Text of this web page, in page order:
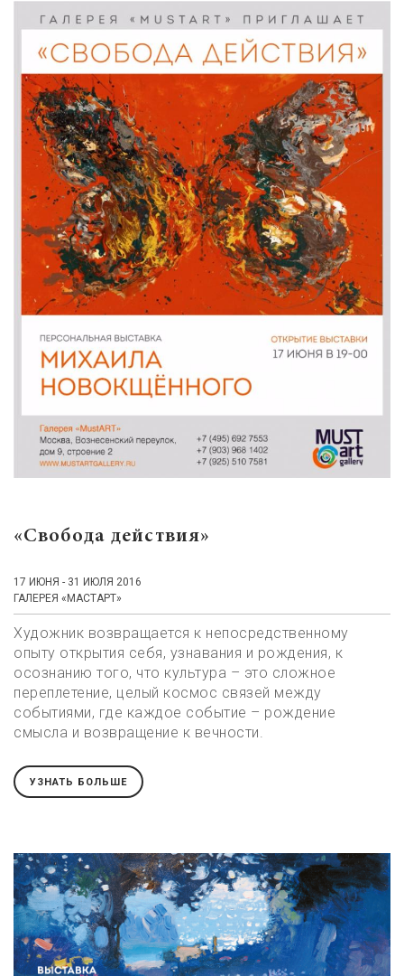
«Свобода действия»
17 ИЮНЯ - 31 ИЮЛЯ 2016
ГАЛЕРЕЯ «МАСТАРТ»
Художник возвращается к непосредственному
опыту открытия себя, узнавания и рождения, к
осознанию того, что культура – это сложное
переплетение, целый космос связей между
событиями, где каждое событие – рождение
смысла и возвращение к вечности.
УЗНАТЬ БОЛЬШЕ